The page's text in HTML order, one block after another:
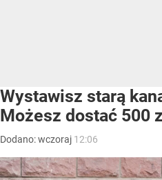
Wystawisz starą
Możesz dostać 500
Dodano:wczoraj 12:06